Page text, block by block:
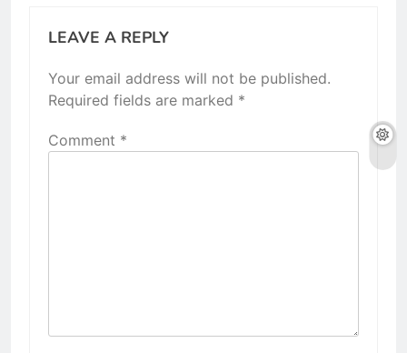
LEAVE A REPLY
Your email address will not be published.
Required fields are marked *
Comment *